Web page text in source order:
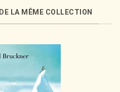
DE LA MÊME COLLECTION